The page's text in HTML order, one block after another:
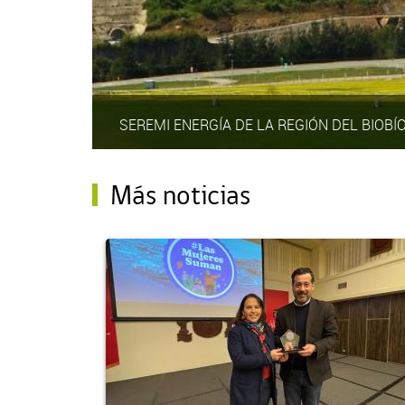
SEREMI ENERGÍA DE LA REGIÓN DEL
Más noticias